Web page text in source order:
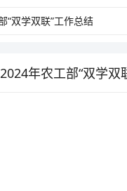
2024年农工部“双学双